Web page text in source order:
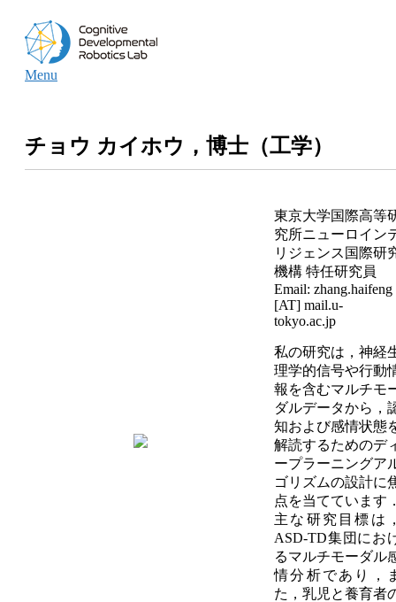
content
Home
Menu
チョウ カイホウ，博士（工学）
東京大学国際高等
究所ニューロイン
リジェンス国際研
機構 特任研究員
Email: zhang.haifeng
[AT] mail.u-
tokyo.ac.jp
私の研究は，神経
理学的信号や行動
報を含むマルチモ
ダルデータから，
知および感情状態
解読するためのデ
ープラーニングア
ゴリズムの設計に
点を当てています
主な研究目標は
ASD-TD集団にお
るマルチモーダル
情分析であり，
た，乳児と養育者